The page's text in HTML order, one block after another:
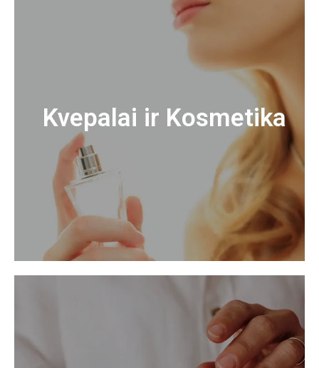
Kvepalai ir Kosmetika